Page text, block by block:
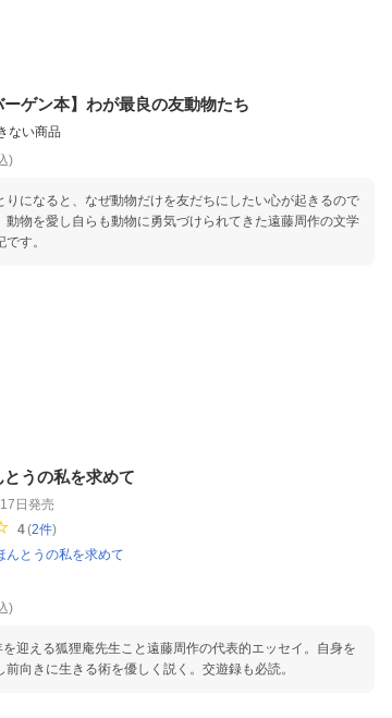
ーゲン本】わが最良の友動物たち
ない商品
)
りになると、なぜ動物だけを友だちにしたい心が起きるので
動物を愛し自らも動物に勇気づけられてきた遠藤周作の文学
す。
とうの私を求めて
日 発売
4(2件)
んとうの私を求めて
)
迎える狐狸庵先生こと遠藤周作の代表的エッセイ。自身を
前向きに生きる術を優しく説く。交遊録も必読。